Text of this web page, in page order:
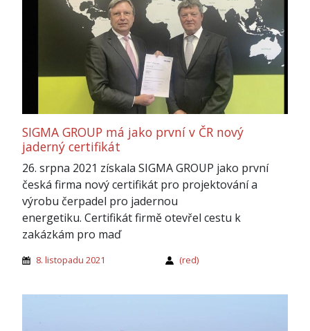
SIGMA GROUP má jako první v ČR nový
jaderný certifikát
26. srpna 2021 získala SIGMA GROUP jako první
česká firma nový certifikát pro projektování a
výrobu čerpadel pro jadernou
energetiku. Certifikát firmě otevřel cestu k
zakázkám pro maď
8. listopadu 2021 (red)